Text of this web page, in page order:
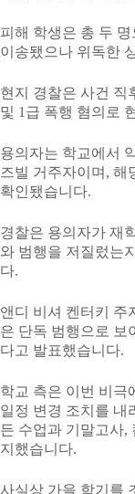
피해 학생은 총 두
이송됐으나 위독한
현지 경찰은 사건 직
및 1급 폭행 혐의로
용의자는 학교에서
즈빌 거주자이며, 해
확인됐습니다.
경찰은 용의자가 재
와 범행을 저질렀는
다.
앤디 비셔 켄터키 주
은 단독 범행으로 보
다고 발표했습니다.
학교 측은 이번 비극
일정 변경 조치를 내
든 수업과 기말고사,
지했습니다.
사실상 가을 학기를